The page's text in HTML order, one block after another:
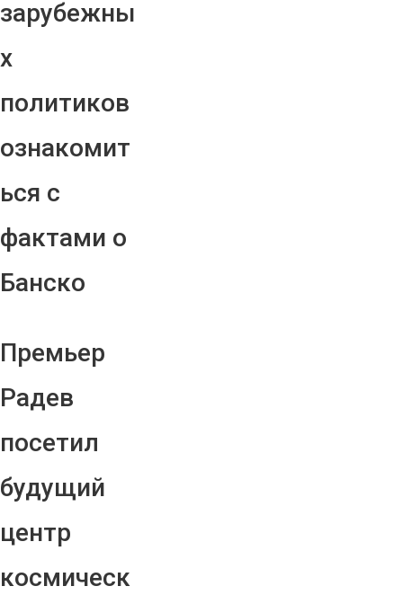
зарубежны
х
политиков
ознакомит
ься с
фактами о
Банско
Премьер
Радев
посетил
будущий
центр
космическ